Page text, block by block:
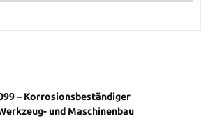
– Korrosionsbeständiger
und Maschinenbau